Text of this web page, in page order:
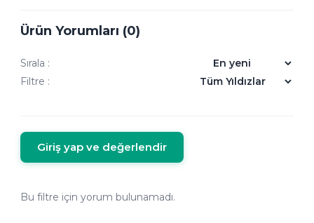
Ürün Yorumları (0)
Sırala :
Filtre :
Giriş yap ve değerlendir
Bu filtre için yorum bulunamadı.